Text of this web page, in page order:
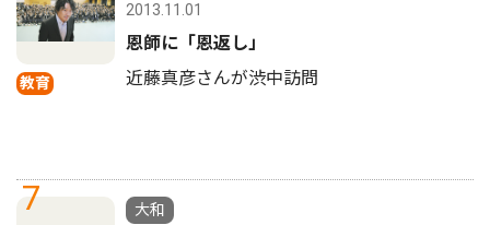
教育
2013.11.01
恩師に「恩返し」
近藤真彦さんが渋中訪問
7
大和